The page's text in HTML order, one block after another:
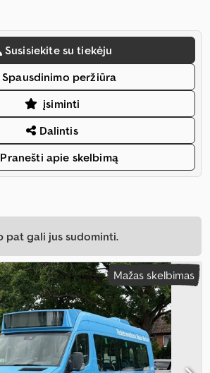
Susisiekite su tiekėju
peržiūra
įsiminti
Dalintis
Pranešti apie skelbimą
pat gali jus sudominti.
Mažas skelbimas